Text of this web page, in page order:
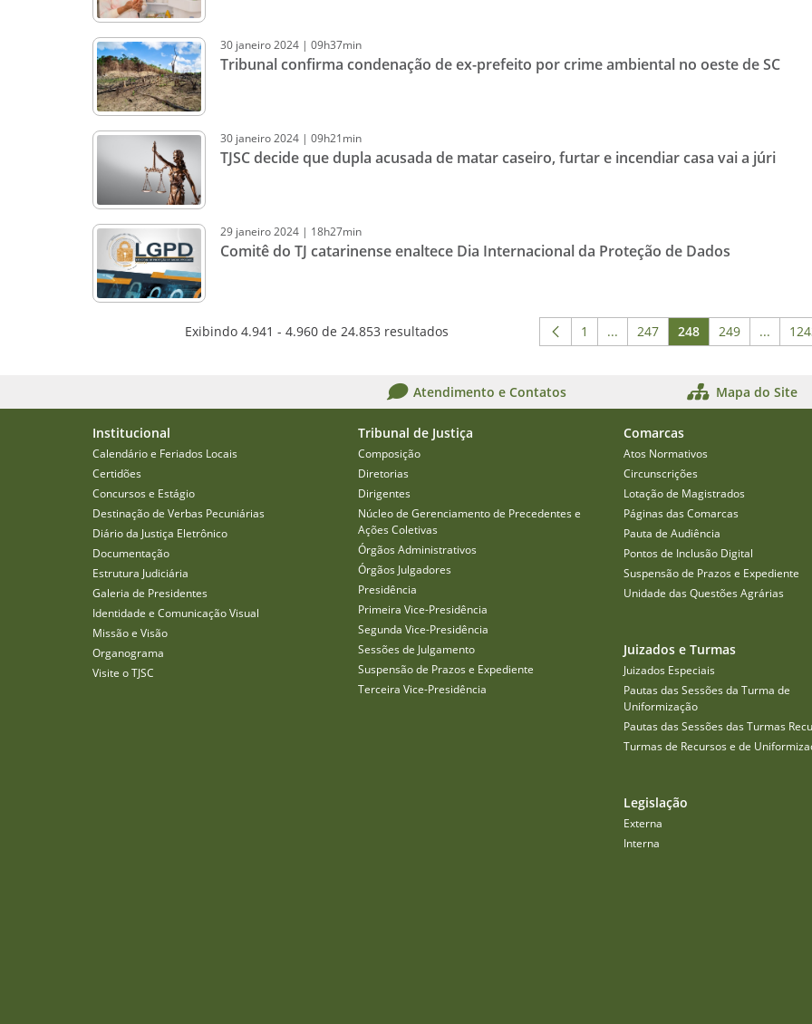
30 janeiro2024 | 09h37min
Tribunal confirma condenação de ex-prefeito por crime ambiental no oeste de SC
30 janeiro2024 | 09h21min
TJSC decide que dupla acusada de matar caseiro, furtar e incendiar casa vai a júri
29 janeiro2024 | 18h27min
Comitê do TJ catarinense enaltece Dia Internacional da Proteção de Dados
Exibindo 4.941 - 4.960 de 24.853 resultados Página
1 ...Páginas intermediárias Usar
Página
247 Página
248 Página
249 ...
Atendimento e Contatos Mapa do Site
Institucional
Calendário e Feriados Locais
Certidões
Concursos e Estágio
Destinação de Verbas Pecuniárias
Diário da Justiça Eletrônico
Documentação
Estrutura Judiciária
Galeria de Presidentes
Identidade e Comunicação Visual
Missão e Visão
Organograma
Visite o TJSC
Tribunal de Justiça
Composição
Diretorias
Dirigentes
Núcleo de Gerenciamento de Precedentes e
Ações Coletivas
Órgãos Administrativos
Órgãos Julgadores
Presidência
Primeira Vice-Presidência
Segunda Vice-Presidência
Sessões de Julgamento
Suspensão de Prazos e Expediente
Terceira Vice-Presidência
Comarcas
Atos Normativos
Circunscrições
Lotação de Magistrados
Páginas das Comarcas
Pauta de Audiência
Pontos de Inclusão Digital
Suspensão de Prazos e Expediente
Unidade das Questões Agrárias
Juizados e Turmas
Juizados Especiais
Pautas das Sessões da Turma de
Uniformização
Pautas das Sessões das Turmas
Turmas de Recursos e de
Legislação
Externa
Interna